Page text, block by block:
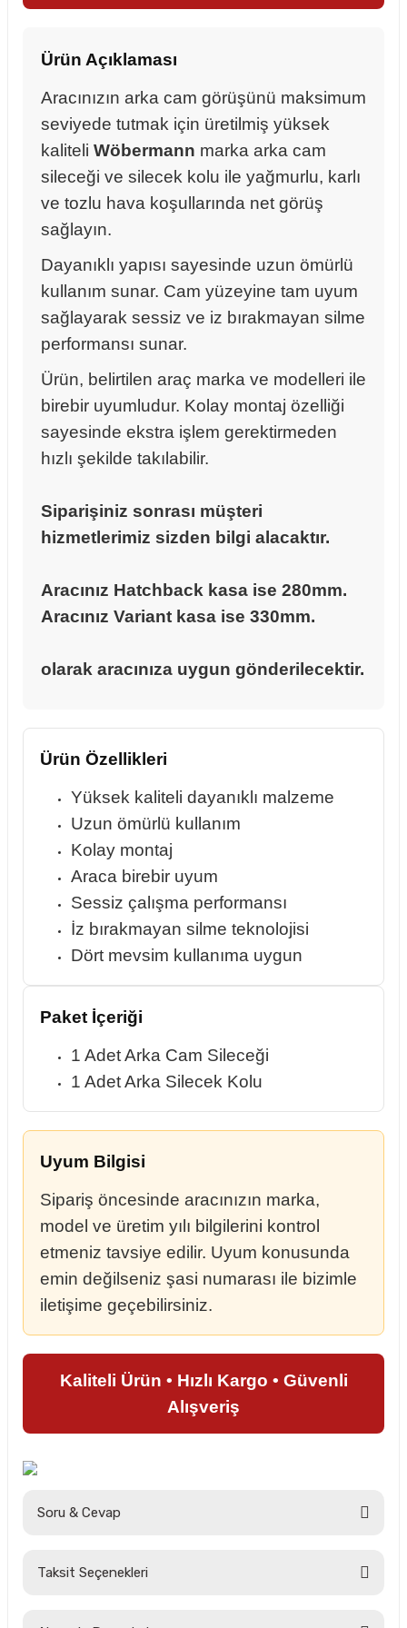
Rulman
Ürün Açıklaması
Aracınızın arka cam görüşünü maksimum
seviyede tutmak için üretilmiş yüksek
kaliteli Wöbermann marka arka cam
sileceği ve silecek kolu ile yağmurlu, karlı
ve tozlu hava koşullarında net görüş
sağlayın.
Dayanıklı yapısı sayesinde uzun ömürlü
kullanım sunar. Cam yüzeyine tam uyum
sağlayarak sessiz ve iz bırakmayan silme
performansı sunar.
Ürün, belirtilen araç marka ve modelleri ile
birebir uyumludur. Kolay montaj özelliği
sayesinde ekstra işlem gerektirmeden
hızlı şekilde takılabilir.
Siparişiniz sonrası müşteri
hizmetlerimiz sizden bilgi alacaktır.
Aracınız Hatchback kasa ise 280mm.
Aracınız Variant kasa ise 330mm.
olarak aracınıza uygun gönderilecektir.
Ürün Özellikleri
Yüksek kaliteli dayanıklı malzeme
Uzun ömürlü kullanım
Kolay montaj
Araca birebir uyum
Sessiz çalışma performansı
İz bırakmayan silme teknolojisi
Dört mevsim kullanıma uygun
Paket İçeriği
1 Adet Arka Cam Sileceği
1 Adet Arka Silecek Kolu
Uyum Bilgisi
Sipariş öncesinde aracınızın marka,
model ve üretim yılı bilgilerini kontrol
etmeniz tavsiye edilir. Uyum konusunda
emin değilseniz şasi numarası ile bizimle
iletişime geçebilirsiniz.
Kaliteli Ürün • Hızlı Kargo • Güvenli
Alışveriş
Soru & Cevap
Ürün hakkında henüz soru sorulmamış.
Taksit Seçenekleri